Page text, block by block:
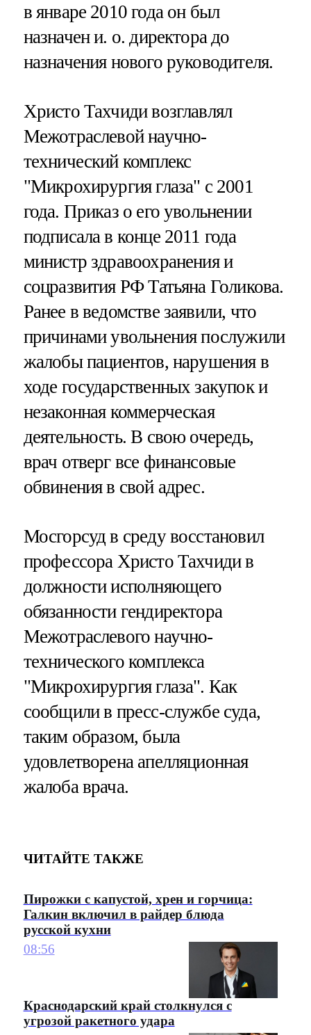
в январе 2010 года он был
назначен и. о. директора до
назначения нового руководителя.
Христо Тахчиди возглавлял
Межотраслевой научно-
технический комплекс
"Микрохирургия глаза" с 2001
года. Приказ о его увольнении
подписала в конце 2011 года
министр здравоохранения и
соцразвития РФ Татьяна Голикова.
Ранее в ведомстве заявили, что
причинами увольнения послужили
жалобы пациентов, нарушения в
ходе государственных закупок и
незаконная коммерческая
деятельность. В свою очередь,
врач отверг все финансовые
обвинения в свой адрес.
Мосгорсуд в среду восстановил
профессора Христо Тахчиди в
должности исполняющего
обязанности гендиректора
Межотраслевого научно-
технического комплекса
"Микрохирургия глаза". Как
сообщили в пресс-службе суда,
таким образом, была
удовлетворена апелляционная
жалоба врача.
ЧИТАЙТЕ ТАКЖЕ
Пирожки с капустой, хрен и горчица:
Галкин включил в райдер блюда
русской кухни
08:56
Краснодарский край столкнулся с
угрозой ракетного удара